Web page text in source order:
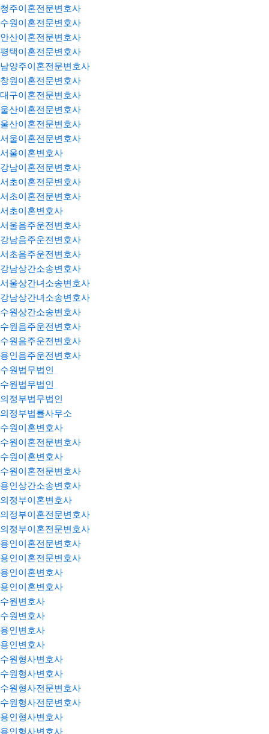
청주이혼전문변호사
수원이혼전문변호사
안산이혼전문변호사
평택이혼전문변호사
남양주이혼전문변호사
창원이혼전문변호사
대구이혼전문변호사
울산이혼전문변호사
울산이혼전문변호사
서울이혼전문변호사
서울이혼변호사
강남이혼전문변호사
서초이혼전문변호사
서초이혼전문변호사
서초이혼변호사
서울음주운전변호사
강남음주운전변호사
서초음주운전변호사
강남상간소송변호사
서울상간녀소송변호사
강남상간녀소송변호사
수원상간소송변호사
수원음주운전변호사
수원음주운전변호사
용인음주운전변호사
수원법무법인
수원법무법인
의정부법무법인
의정부법률사무소
수원이혼변호사
수원이혼전문변호사
수원이혼변호사
수원이혼전문변호사
용인상간소송변호사
의정부이혼변호사
의정부이혼전문변호사
의정부이혼전문변호사
용인이혼전문변호사
용인이혼전문변호사
용인이혼변호사
용인이혼변호사
수원변호사
수원변호사
용인변호사
용인변호사
수원형사변호사
수원형사변호사
수원형사전문변호사
수원형사전문변호사
용인형사변호사
용인형사변호사